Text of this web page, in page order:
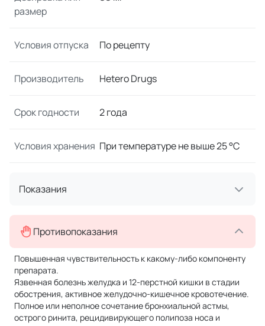
размер
Условия отпуска По рецепту
Производитель Hetero Drugs
Срок годности 2 года
Условия хранения При температуре не выше 25 °C
Показания
Противопоказания
Повышенная чувствительность к какому-либо компоненту
препарата.
Язвенная болезнь желудка и 12-перстной кишки в стадии
обострения, активное желудочно-кишечное кровотечение.
Полное или неполное сочетание бронхиальной астмы,
острого ринита, рецидивирующего полипоза носа и